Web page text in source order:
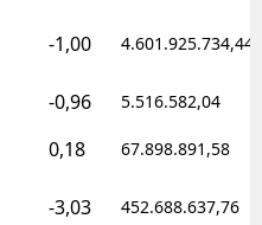
-1,00 4.601.925.734,44
-0,96 5.516.582,04
0,18 67.898.891,58
-3,03 452.688.637,76